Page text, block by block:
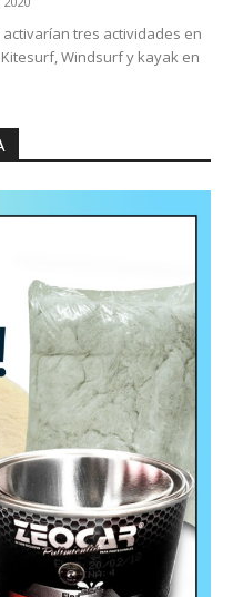
tres actividades en
Windsurf y kayak en